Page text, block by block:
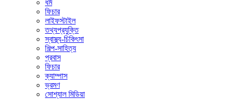
ধর্ম
ফিচার
লাইফস্টাইল
তথ্যপ্রযুক্তি
স্বাস্থ্য-চিকিৎসা
শিল্প-সাহিত্য
প্রবাস
ফিচার
ক্যাম্পাস
ভ্রমণ
সোশ্যাল মিডিয়া